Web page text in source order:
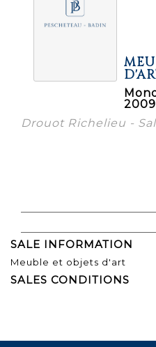
Drouot Richelieu -
SALE INFORMATION
Meuble et objets d'art
SALES CONDITIONS